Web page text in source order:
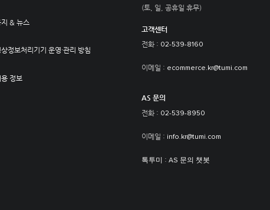
지 & 뉴스
정보처리기기 운영·관리 방침
정보
(토, 일, 공휴일 휴무)
고객센터
전화 : 02-539-8160
이메일 : ecommerce.kr@tumi.com
AS 문의
전화 : 02-539-8950
이메일 : info.kr@tumi.com
톡투미 : AS 문의 챗봇